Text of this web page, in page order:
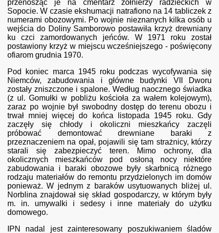
przenosząc je na cmentarz żołnierzy radzieckich w
Sopocie. W czasie ekshumacji natrafiono na 14 tabliczek z
numerami obozowymi. Po wojnie nieznanych kilka osób u
wejścia do Doliny Samborowo postawiła krzyż drewniany
ku czci zamordowanych jeńców. W 1971 roku został
postawiony krzyż w miejscu wcześniejszego - poświęcony
ofiarom grudnia 1970.
Pod koniec marca 1945 roku podczas wycofywania się
Niemców, zabudowania i główne budynki VII Dworu
zostały zniszczone i spalone. Według naocznego świadka
(z ul. Gomułki w pobliżu kościoła za wałem kolejowym),
zaraz po wojnie był swobodny dostęp do terenu obozu i
trwał mniej więcej do końca listopada 1945 roku. Gdy
zaczęły się chłody i okoliczni mieszkańcy zaczęli
próbować demontować drewniane baraki z
przeznaczeniem na opał, pojawili się tam strażnicy, którzy
starali się zabezpieczyć teren. Mimo ochrony, dla
okolicznych mieszkańców pod osłoną nocy niektóre
zabudowania i baraki obozowe były skarbnicą różnego
rodzaju materiałów do remontu przydzielonych im domów
ponieważ. W jednym z baraków usytuowanych bliżej ul.
Norblina znajdował się skład gospodarczy, w którym były
m. in. umywalki i sedesy i inne materiały do użytku
domowego.
IPN nadal jest zainteresowany poszukiwaniem śladów